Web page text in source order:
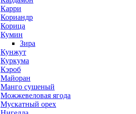
Карри
Кориандр
Корица
Кумин
Зира
Кунжут
Куркума
Кэроб
Майоран
Манго сушеный
Можжевеловая ягода
Мускатный орех